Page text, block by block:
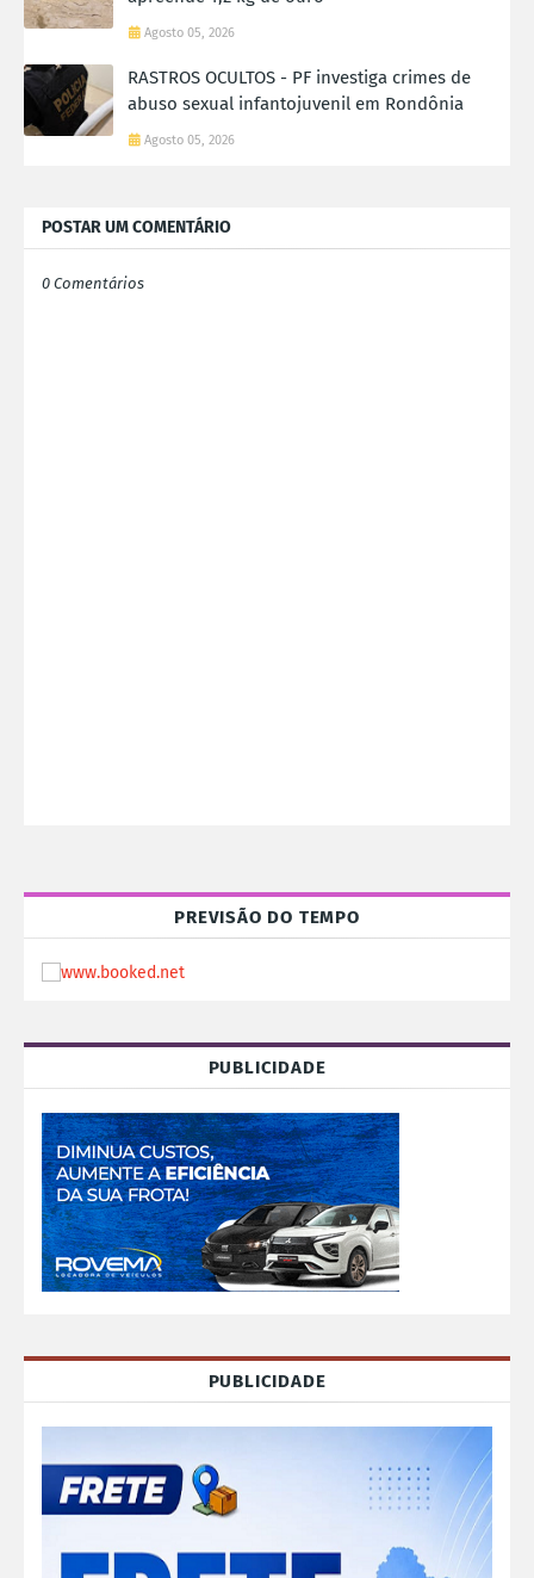
Agosto 05, 2026
RASTROS OCULTOS - PF investiga crimes de
abuso sexual infantojuvenil em Rondônia
Agosto 05, 2026
POSTAR UM COMENTÁRIO
0 Comentários
PREVISÃO DO TEMPO
PUBLICIDADE
PUBLICIDADE